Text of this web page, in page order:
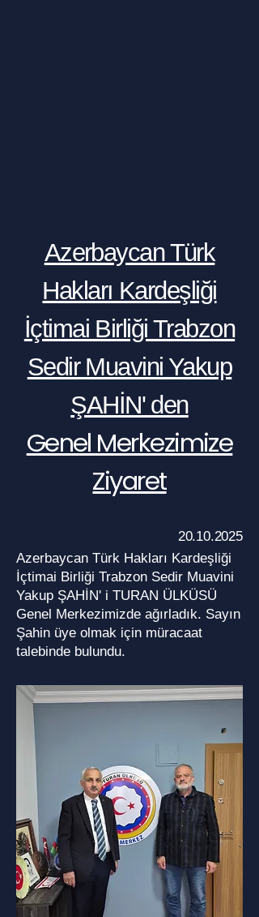
Azerbaycan Türk
Hakları Kardeşliği
İçtimai Birliği Trabzon
Sedir Muavini Yakup
ŞAHİN' den
Genel Merkezimize
Ziyaret
20.10.2025
Azerbaycan Türk Hakları Kardeşliği
İçtimai Birliği Trabzon Sedir Muavini
Yakup ŞAHİN' i TURAN ÜLKÜSÜ
Genel Merkezimizde ağırladık. Sayın
Şahin üye olmak için müracaat
talebinde bulundu.